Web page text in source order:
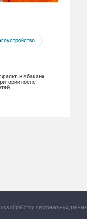
В Абакане
после
обработки персональных данных